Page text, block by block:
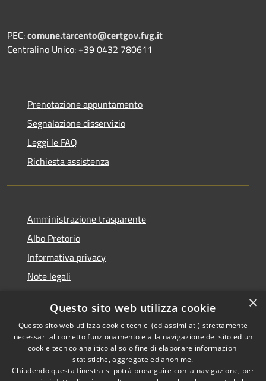
PEC:comune.tarcento@certgov.fvg.it
Centralino Unico: +39 0432 780611
Prenotazione appuntamento
Segnalazione disservizio
Leggi le FAQ
Richiesta assistenza
Amministrazione trasparente
Albo Pretorio
Informativa privacy
Note legali
Segnalazioni di inaccessibilità
RSS Copyright © 2026 • Comune di
×
Questo sito web utilizza cookie
Questo sito web utilizza cookie tecnici (ed assimilati) strettamente
necessari al corretto funzionamento e alla navigazione del sito ed un
cookie tecnico analitico al solo fine di elaborare informazioni
statistiche, aggregate ed anonime.
Chiudendo questa finestra si potrà proseguire con la navigazione, per